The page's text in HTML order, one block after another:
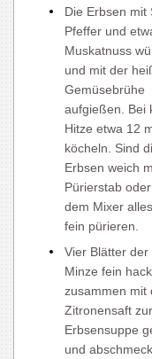
Die Erbsen mit
Pfeffer und
Muskatnuss
und mit der
Gemüsebrühe
aufgießen. Bei
Hitze etwa 12
köcheln. Sind
Erbsen weich
Pürierstab
dem Mixer
fein pürieren.
Vier Blätter der
Minze fein
zusammen mit
Zitronensaft zur
Erbsensuppe
und